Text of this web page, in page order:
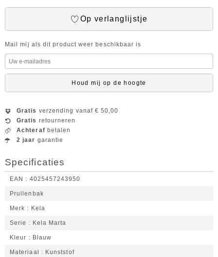
Op verlanglijstje
Mail mij als dit product weer beschikbaar is
Houd mij op de hoogte
Gratis verzending vanaf € 50,00
Gratis retourneren
Achteraf betalen
2 jaar garantie
Specificaties
EAN 4025457243950
Prullenbak
Merk Kela
Serie Kela Marta
Kleur Blauw
Materiaal Kunststof